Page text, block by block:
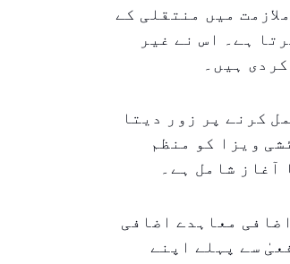
میں منتقلی کے
ہے۔ اس نے غیر
ہیں۔
کرنے پر زور دیتا
ویزا کو منظم
شامل ہے۔
معاہدے اضافی
سے پہلے اپنے